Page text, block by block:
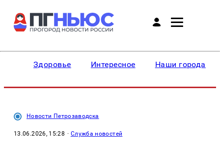
Здоровье Интересное Наши города
Новости Петрозаводска
13.06.2026, 15:28 · Служба новостей